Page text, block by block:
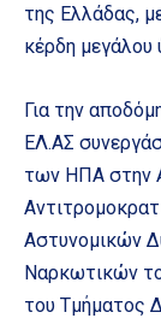
της Ελλάδας,
κέρδη μεγάλου
Για την
ΕΛ.ΑΣ
των ΗΠΑ στην
Αστυνομικών
Ναρκωτικών
του Τμήματος